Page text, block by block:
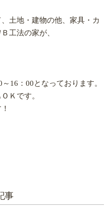
土地・建物の他、家具・カ
工法の家が、
16：00となっております。
Ｋです。
事